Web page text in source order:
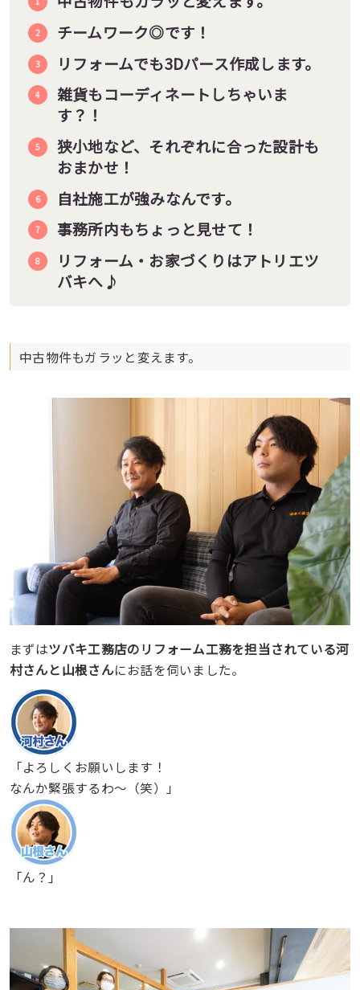
チームワーク◎です！
リフォームでも3Dパース作成します。
雑貨もコーディネートしちゃいま
す？！
狭小地など、それぞれに合った設計も
おまかせ！
自社施工が強みなんです。
事務所内もちょっと見せて！
リフォーム・お家づくりはアトリエツ
バキへ♪
中古物件もガラッと変えます。
まずはツバキ工務店のリフォーム工務を担当されている河
村さんと山根さんにお話を伺いました。
「よろしくお願いします！
なんか緊張するわ〜（笑）」
「ん？」